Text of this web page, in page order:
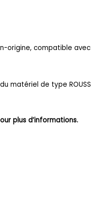
origine, compatible
matériel de type
plus d’informations.